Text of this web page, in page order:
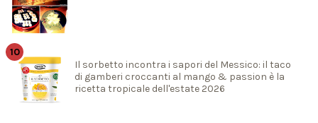
Il sorbetto incontra i sapori del Messico: il taco
di gamberi croccanti al mango & passion è la
ricetta tropicale dell'estate 2026